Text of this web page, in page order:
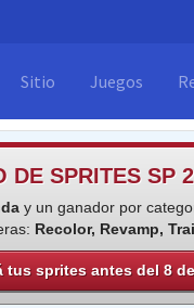
Sitio Juegos
DE SPRITES SP
y un ganador por
Recolor, Revamp,
tus sprites antes del 8